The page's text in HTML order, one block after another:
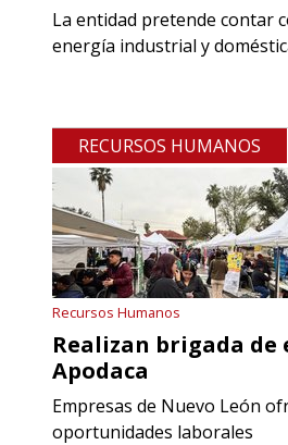
Requiere:
REFACCIONES PARA
Especificaciones:
Requisitos: Otorgar
crédito acordes a las
grupo, contar con
cercanas a la región
referencias
Aplicar al
Empresa en
La entidad pretende contar
energía industrial y
RECURSOS HUMANOS
Recursos Humanos
Realizan brigada de
Apodaca
Empresas de Nuevo León
oportunidades laborales